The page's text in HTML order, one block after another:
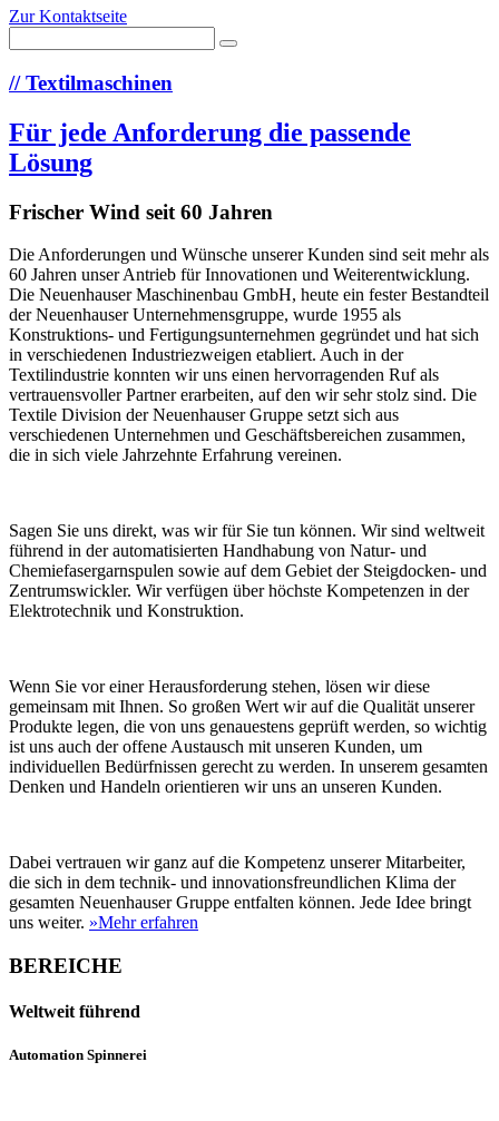
Zur Kontaktseite
//Textilmaschinen
Für jede Anforderung die passende
Lösung
Frischer Wind seit 60 Jahren
Die Anforderungen und Wünsche unserer Kunden sind seit mehr als
60 Jahren unser Antrieb für Innovationen und Weiterentwicklung.
Die Neuenhauser Maschinenbau GmbH, heute ein fester Bestandteil
der Neuenhauser Unternehmensgruppe, wurde 1955 als
Konstruktions- und Fertigungsunternehmen gegründet und hat sich
in verschiedenen Industriezweigen etabliert. Auch in der
Textilindustrie konnten wir uns einen hervorragenden Ruf als
vertrauensvoller Partner erarbeiten, auf den wir sehr stolz sind. Die
Textile Division der Neuenhauser Gruppe setzt sich aus
verschiedenen Unternehmen und Geschäftsbereichen zusammen,
die in sich viele Jahrzehnte Erfahrung vereinen.
Sagen Sie uns direkt, was wir für Sie tun können. Wir sind weltweit
führend in der automatisierten Handhabung von Natur- und
Chemiefasergarnspulen sowie auf dem Gebiet der Steigdocken- und
Zentrumswickler. Wir verfügen über höchste Kompetenzen in der
Elektrotechnik und Konstruktion.
Wenn Sie vor einer Herausforderung stehen, lösen wir diese
gemeinsam mit Ihnen. So großen Wert wir auf die Qualität unserer
Produkte legen, die von uns genauestens geprüft werden, so wichtig
ist uns auch der offene Austausch mit unseren Kunden, um
individuellen Bedürfnissen gerecht zu werden. In unserem gesamten
Denken und Handeln orientieren wir uns an unseren Kunden.
Dabei vertrauen wir ganz auf die Kompetenz unserer Mitarbeiter,
die sich in dem technik- und innovationsfreundlichen Klima der
gesamten Neuenhauser Gruppe entfalten können. Jede Idee bringt
uns weiter. »Mehr erfahren
BEREICHE
Weltweit führend
Automation Spinnerei